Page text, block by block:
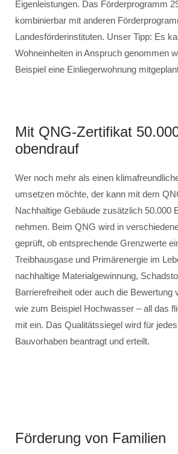
Eigenleistungen. Das Förderprogramm
kombinierbar mit anderen
Landesförderinstituten. Unser Tipp: Es
Wohneinheiten in Anspruch genommen
Beispiel eine Einliegerwohnung
Mit QNG-Zertifikat
obendrauf
Wer noch mehr als einen
umsetzen möchte, der kann mit dem
Nachhaltige Gebäude zusätzlich 50.000
nehmen. Beim QNG wird in
geprüft, ob entsprechende Grenzwerte
Treibhausgase und Primärenergie im
nachhaltige Materialgewinnung,
Barrierefreiheit oder auch die Bewertung
wie zum Beispiel Hochwasser – all das
mit ein. Das Qualitätssiegel wird für
Bauvorhaben beantragt und erteilt.
Förderung von Familien